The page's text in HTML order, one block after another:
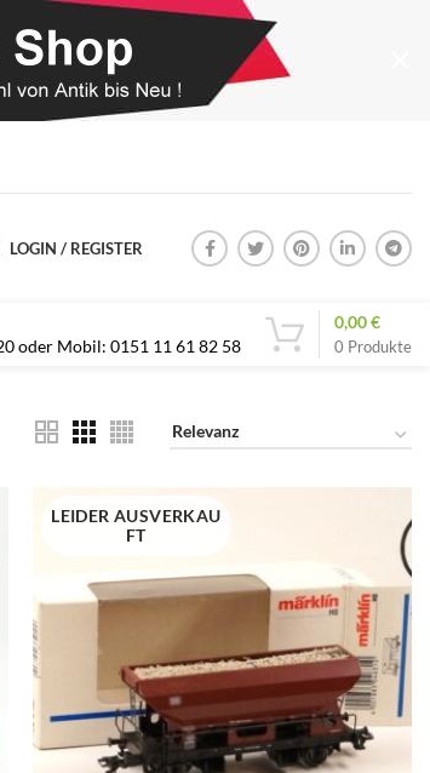
LOGIN / REGISTER
oder Mobil: 0151 11 61 82 58
0 Produkte
0,00€
LEIDER AUSVERKAU
FT